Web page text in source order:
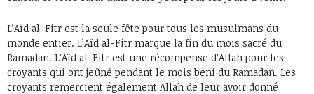
L’Aïd al-Fitr est la seule fête pour tous les musulmans du
monde entier. L’Aïd al-Fitr marque la fin du mois sacré du
Ramadan. L’Aïd al-Fitr est une récompense d’Allah pour les
croyants qui ont jeûné pendant le mois béni du Ramadan. Les
croyants remercient également Allah de leur avoir donné